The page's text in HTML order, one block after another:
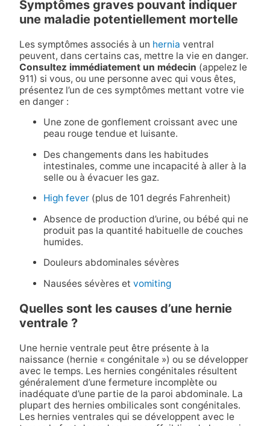
Symptômes graves pouvant indiquer
une maladie potentiellement mortelle
Les symptômes associés à un hernia ventral
peuvent, dans certains cas, mettre la vie en danger.
Consultez immédiatement un médecin (appelez le
911) si vous, ou une personne avec qui vous êtes,
présentez l’un de ces symptômes mettant votre vie
en danger :
Une zone de gonflement croissant avec une
peau rouge tendue et luisante.
Des changements dans les habitudes
intestinales, comme une incapacité à aller à la
selle ou à évacuer les gaz.
High fever(plus de 101 degrés Fahrenheit)
Absence de production d’urine, ou bébé qui ne
produit pas la quantité habituelle de couches
humides.
Douleurs abdominales sévères
Nausées sévères et vomiting
Quelles sont les causes d’une hernie
ventrale ?
Une hernie ventrale peut être présente à la
naissance (hernie « congénitale ») ou se développer
avec le temps. Les hernies congénitales résultent
généralement d’une fermeture incomplète ou
inadéquate d’une partie de la paroi abdominale. La
plupart des hernies ombilicales sont congénitales.
Les hernies ventrales qui se développent avec le